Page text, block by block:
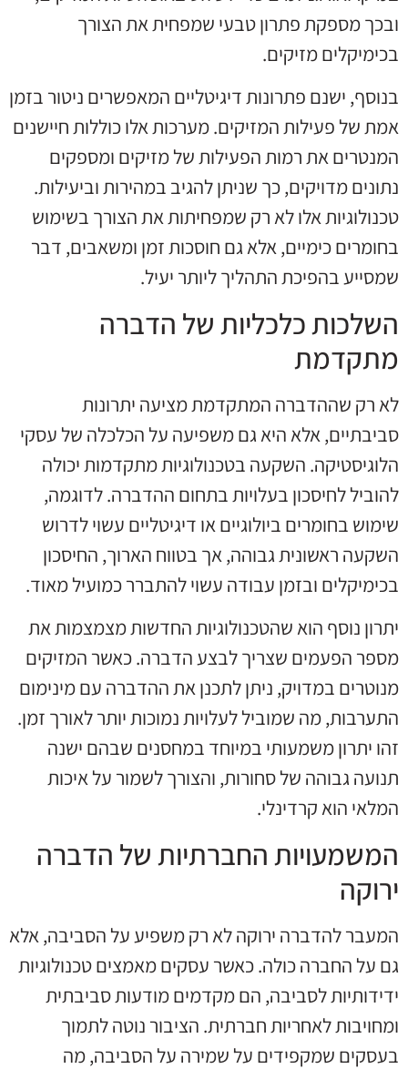
ובכך מספקת פתרון טבעי שמפחית את הצורך
בכימיקלים מזיקים.
בנוסף, ישנם פתרונות דיגיטליים המאפשרים ניטור בזמן
אמת של פעילות המזיקים. מערכות אלו כוללות חיישנים
המנטרים את רמות הפעילות של מזיקים ומספקים
נתונים מדויקים, כך שניתן להגיב במהירות וביעילות.
טכנולוגיות אלו לא רק שמפחיתות את הצורך בשימוש
בחומרים כימיים, אלא גם חוסכות זמן ומשאבים, דבר
שמסייע בהפיכת התהליך ליותר יעיל.
השלכות כלכליות של הדברה
מתקדמת
לא רק שההדברה המתקדמת מציעה יתרונות
סביבתיים, אלא היא גם משפיעה על הכלכלה של עסקי
הלוגיסטיקה. השקעה בטכנולוגיות מתקדמות יכולה
להוביל לחיסכון בעלויות בתחום ההדברה. לדוגמה,
שימוש בחומרים ביולוגיים או דיגיטליים עשוי לדרוש
השקעה ראשונית גבוהה, אך בטווח הארוך, החיסכון
בכימיקלים ובזמן עבודה עשוי להתברר כמועיל מאוד.
יתרון נוסף הוא שהטכנולוגיות החדשות מצמצמות את
מספר הפעמים שצריך לבצע הדברה. כאשר המזיקים
מנוטרים במדויק, ניתן לתכנן את ההדברה עם מינימום
התערבות, מה שמוביל לעלויות נמוכות יותר לאורך זמן.
זהו יתרון משמעותי במיוחד במחסנים שבהם ישנה
תנועה גבוהה של סחורות, והצורך לשמור על איכות
המלאי הוא קרדינלי.
המשמעויות החברתיות של הדברה
ירוקה
המעבר להדברה ירוקה לא רק משפיע על הסביבה, אלא
גם על החברה כולה. כאשר עסקים מאמצים טכנולוגיות
ידידותיות לסביבה, הם מקדמים מודעות סביבתית
ומחויבות לאחריות חברתית. הציבור נוטה לתמוך
בעסקים שמקפידים על שמירה על הסביבה, מה